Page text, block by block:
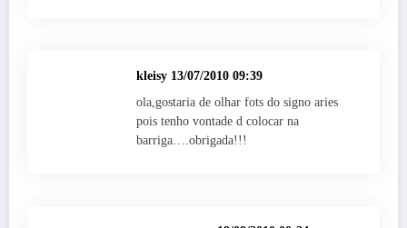
kleisy 13/07/2010 09:39
ola,gostaria de olhar fots do signo aries
pois tenho vontade d colocar na
barriga….obrigada!!!